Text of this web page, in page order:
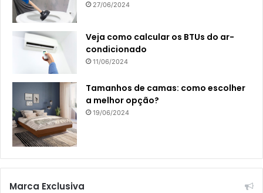
27/06/2024
Veja como calcular os BTUs do ar-
condicionado
11/06/2024
Tamanhos de camas: como escolher
a melhor opção?
19/06/2024
Marca Exclusiva